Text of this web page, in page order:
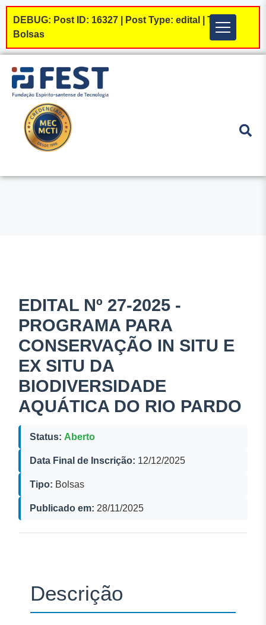
DEBUG: Post ID: 16327 | Post Type: edital | Tipos:
Bolsas
Menu
EDITAL Nº 27-2025 -
PROGRAMA PARA
CONSERVAÇÃO IN SITU E
EX SITU DA
BIODIVERSIDADE
AQUÁTICA DO RIO PARDO
Status: Aberto
Data Final de Inscrição: 12/12/2025
Tipo: Bolsas
Publicado em: 28/11/2025
Descrição